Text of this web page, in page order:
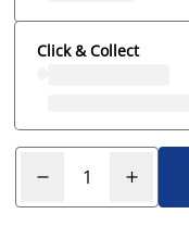
Click & Collect